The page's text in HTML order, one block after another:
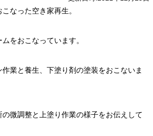
なった空き家再生。
をおこなっています。
業と養生、下塗り剤の塗装をおこないま
の微調整と上塗り作業の様子をお伝えして